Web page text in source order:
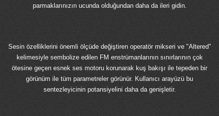
parmaklarınızın ucunda olduğundan daha da ileri gidin.
Sesin özelliklerini önemli ölçüde değiştiren operatör mikseri ve "Altered"
kelimesiyle sembolize edilen FM enstrümanlarının sınırlarının çok
ötesine geçen esnek ses motoru korunarak kuş bakışı ile tepeden bir
görünüm ile tüm parametreler görünür. Kullanıcı arayüzü bu
sentezleyicinin potansiyelini daha da genişletir.